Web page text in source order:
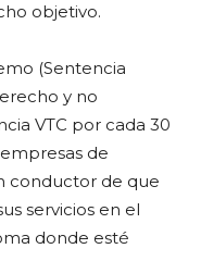
objetivo.
(Sentencia
y no
VTC por cada 30
de
conductor de que
servicios en el
donde esté